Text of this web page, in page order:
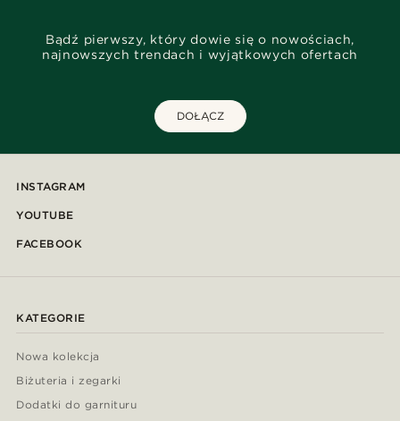
Bądź pierwszy, który dowie się o nowościach,
najnowszych trendach i wyjątkowych ofertach
DOŁĄCZ
INSTAGRAM
YOUTUBE
FACEBOOK
KATEGORIE
Nowa kolekcja
Biżuteria i zegarki
Dodatki do garnituru